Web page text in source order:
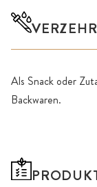
Als Snack oder
Backwaren.